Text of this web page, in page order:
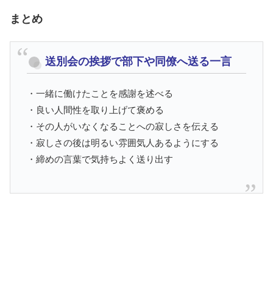
まとめ
送別会の挨拶で部下や同僚へ送る一言
・一緒に働けたことを感謝を述べる
・良い人間性を取り上げて褒める
・その人がいなくなることへの寂しさを伝える
・寂しさの後は明るい雰囲気人あるようにする
・締めの言葉で気持ちよく送り出す